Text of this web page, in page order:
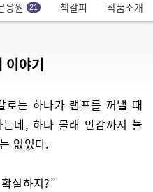
응원 21 책갈피 작품소개
야기
로는 하나가 램프를 꺼낼 때
데, 하나 몰래 안감까지 눌
없었다.
실하지?”